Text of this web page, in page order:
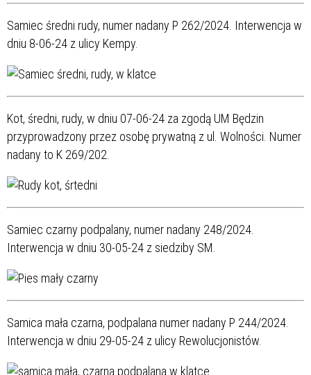
Samiec średni rudy, numer nadany P 262/2024. Interwencja w
dniu 8-06-24 z ulicy Kempy.
Kot, średni, rudy, w dniu 07-06-24 za zgodą UM Będzin
przyprowadzony przez osobę prywatną z ul. Wolności. Numer
nadany to K 269/202.
Samiec czarny podpalany, numer nadany 248/2024.
Interwencja w dniu 30-05-24 z siedziby SM.
Samica mała czarna, podpalana numer nadany P 244/2024.
Interwencja w dniu 29-05-24 z ulicy Rewolucjonistów.